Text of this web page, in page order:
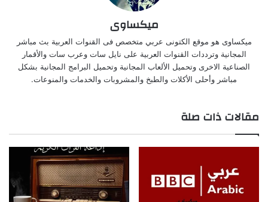
ميكساوى
ميكساوى هو موقع الكتونى عربي متخصص فى القنوات العربية بث مباشر
المجانية وترددات القنوات العربية على نايل سات وعرب سات والأقمار
الصناعية الاخرى وتحميل الألعاب المجانية وتحميل البرامج المجانية بشكل
مباشر وأحلى الأكلات والطبخ والمشروبات والخدمات والمنوعات.
مقالات ذات صلة